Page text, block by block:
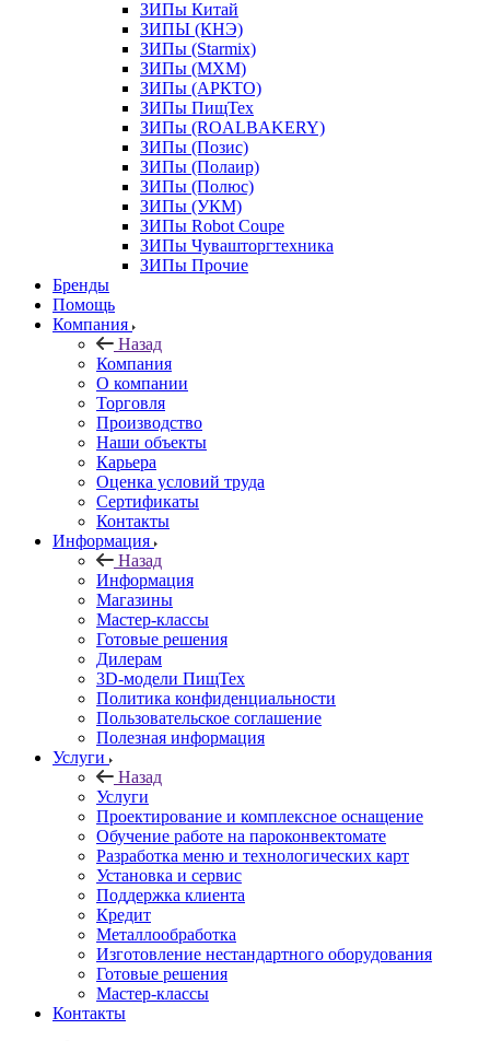
ЗИПы Китай
ЗИПЫ (КНЭ)
ЗИПы (Starmix)
ЗИПы (МХМ)
ЗИПы (АРКТО)
ЗИПы ПищТех
ЗИПы (ROALBAKERY)
ЗИПы (Позис)
ЗИПы (Полаир)
ЗИПы (Полюс)
ЗИПы (УКМ)
ЗИПы Robot Coupe
ЗИПы Чувашторгтехника
ЗИПы Прочие
Бренды
Помощь
Компания
Назад
Компания
О компании
Торговля
Производство
Наши объекты
Карьера
Оценка условий труда
Сертификаты
Контакты
Информация
Назад
Информация
Магазины
Мастер-классы
Готовые решения
Дилерам
3D-модели ПищТех
Политика конфиденциальности
Пользовательское соглашение
Полезная информация
Услуги
Назад
Услуги
Проектирование и комплексное оснащение
Обучение работе на пароконвектомате
Разработка меню и технологических карт
Установка и сервис
Поддержка клиента
Кредит
Металлообработка
Изготовление нестандартного оборудования
Готовые решения
Мастер-классы
Контакты